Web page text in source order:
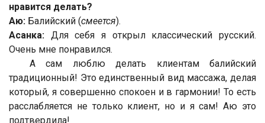
нравится делать?
Аю: Балийский (смеется).
Асанка: Для себя я открыл классический русский.
Очень мне понравился.
А сам люблю делать клиентам балийский
традиционный! Это единственный вид массажа, делая
который, я совершенно спокоен и в гармонии! То есть
расслабляется не только клиент, но и я сам! Аю это
подтвердила!